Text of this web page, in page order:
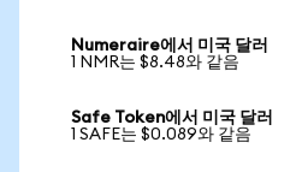
Numeraire에서 미국 달러
1 NMR는 $8.48와 같음
Safe Token에서 미국 달러
1 SAFE는 $0.089와 같음